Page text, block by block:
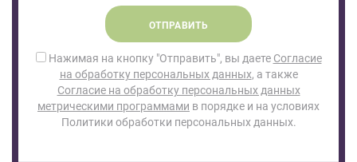
ОТПРАВИТЬ
Нажимая на кнопку "Отправить", вы даете Согласие
на обработку персональных данных, а также
Согласие на обработку персональных данных
метрическими программами в порядке и на условиях
Политики обработки персональных данных.